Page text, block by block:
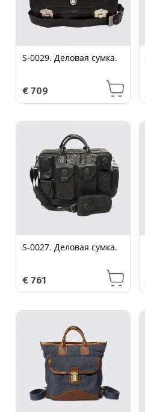
S-0029. Деловая сумка.
€ 709
S-0027. Деловая сумка.
€ 761